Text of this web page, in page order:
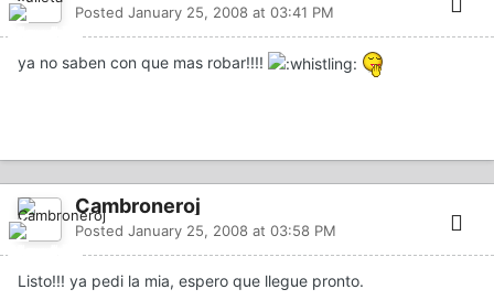
Posted January 25, 2008 at 03:41 PM
ya no saben con que mas robar!!!!
Cambroneroj
Posted January 25, 2008 at 03:58 PM
Listo!!! ya pedi la mia, espero que llegue pronto.